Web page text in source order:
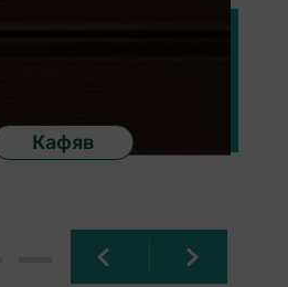
Кафяв
3